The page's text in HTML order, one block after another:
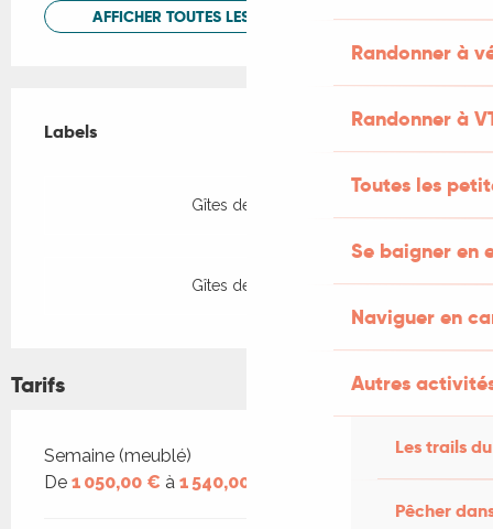
Randonner à
Randonner à
Toutes les
Se baigner en
Naviguer en
Autres
Les trails
Pêcher
AFFICHER TOUTES LES PRESTATIONS
Labels
Labels
Gîtes de France
Gîtes de France
Tarifs
Tarifs 2026
Semaine (meublé)
De 1 050,00 € à 1 540,00 €